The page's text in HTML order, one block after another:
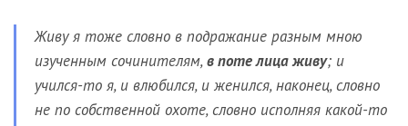
Живу я тоже словно в подражание разным мною
изученным сочинителям,в поте лица живу; и
учился-то я, и влюбился, и женился, наконец, словно
не по собственной охоте, словно исполняя какой-то